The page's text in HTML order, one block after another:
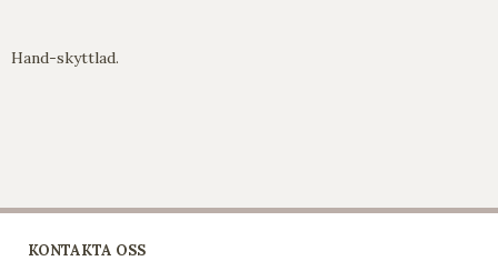
Hand-skyttlad.
KONTAKTA OSS